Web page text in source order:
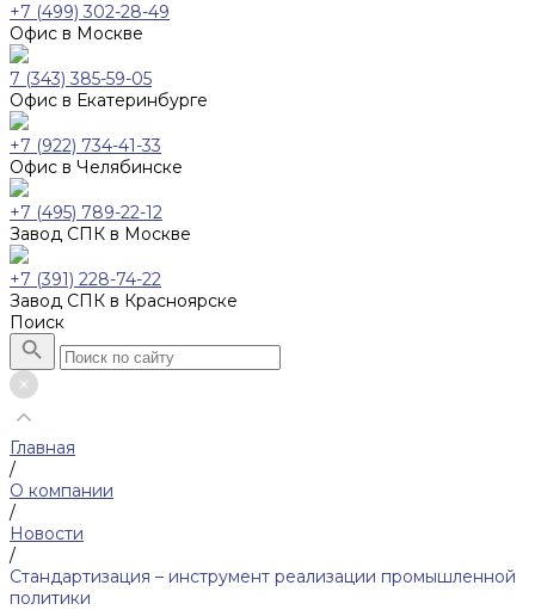
+7 (499) 302-28-49
Офис в Москве
7 (343) 385-59-05
Офис в Екатеринбурге
+7 (922) 734-41-33
Офис в Челябинске
+7 (495) 789-22-12
Завод СПК в Москве
+7 (391) 228-74-22
Завод СПК в Красноярске
Поиск
Главная
/
О компании
/
Новости
/
Стандартизация – инструмент реализации промышленной
политики